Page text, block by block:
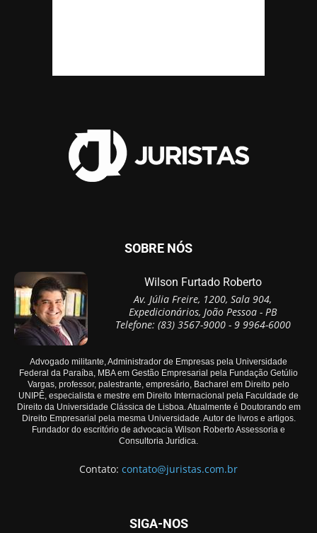
SOBRE NÓS
Wilson Furtado Roberto
Av. Júlia Freire, 1200, Sala 904,
Expedicionários, João Pessoa - PB
Telefone: (83) 3567-9000 - 9 9964-6000
Advogado militante, Administrador de Empresas pela Universidade
Federal da Paraíba, MBA em Gestão Empresarial pela Fundação Getúlio
Vargas, professor, palestrante, empresário, Bacharel em Direito pelo
UNIPÊ, especialista e mestre em Direito Internacional pela Faculdade de
Direito da Universidade Clássica de Lisboa. Atualmente é Doutorando em
Direito Empresarial pela mesma Universidade. Autor de livros e artigos.
Fundador do escritório de advocacia Wilson Roberto Assessoria e
Consultoria Jurídica.
Contato: contato@juristas.com.br
SIGA-NOS